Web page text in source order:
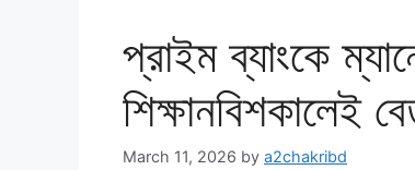
প্রাইম ব্যাংকে
শিক্ষানবিশকালেই
March 11, 2026 by a2chakribd